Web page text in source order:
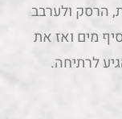
הרסק ולערבב
מים ואז את
לרתיחה.